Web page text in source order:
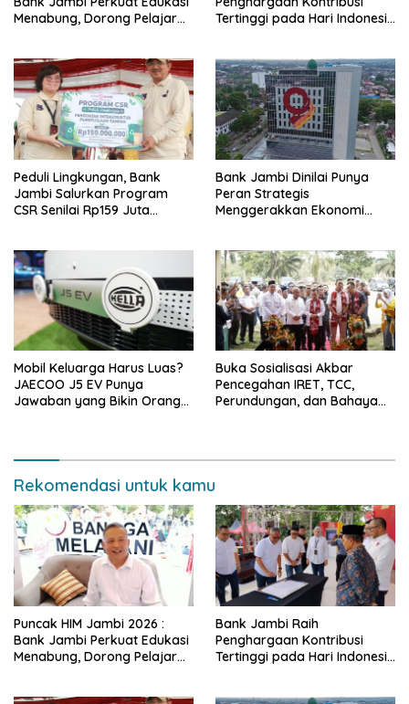
Menabung, Dorong Pelajar
Tertinggi pada Hari Indonesia
Peduli Lingkungan, Bank
Jambi Salurkan Program
CSR Senilai Rp159 Juta
Bank Jambi Dinilai Punya
Peran Strategis
Menggerakkan Ekonomi
Mobil Keluarga Harus Luas?
JAECOO J5 EV Punya
Jawaban yang Bikin Orang
Buka Sosialisasi Akbar
Pencegahan IRET, TCC,
Perundungan, dan Bahaya
Rekomendasi untuk kamu
Puncak HIM Jambi 2026 :
Bank Jambi Perkuat Edukasi
Menabung, Dorong Pelajar
Bank Jambi Raih
Penghargaan Kontribusi
Tertinggi pada Hari Indonesia